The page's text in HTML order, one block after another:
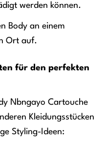
werden können.
Body an einem
Ort auf.
für den perfekten
Nbngayo Cartouche
Kleidungsstücken
Styling-Ideen: